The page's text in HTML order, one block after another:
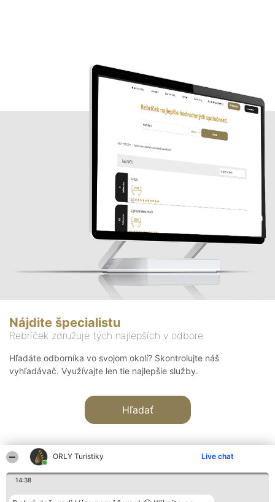
ORLY Turistiky Live chat
14:38
Nájdite špecialistu
Rebríček združuje tých najlepších v odbore
Hľadáte odborníka vo svojom okolí? Skontrolujte náš
vyhľadávač. Využívajte len tie najlepšie služby.
Hľadať
Organizátor hodnotenia Hodnotenie Kontakt